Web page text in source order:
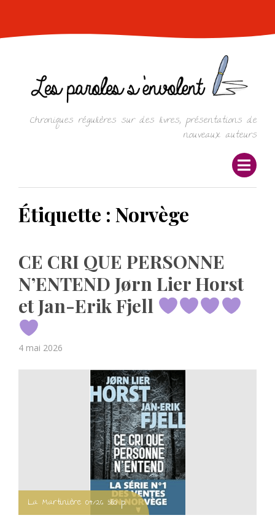
content
Chroniques régulières sur des livres, présentations de
nouveaux auteurs
Étiquette : Norvège
CE CRI QUE PERSONNE
N’ENTEND Jørn Lier Horst
et Jan-Erik Fjell
Posted
4 mai 2026
La Martinière 04/26 380 p.